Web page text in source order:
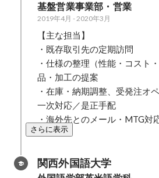
基盤営業事業部・営業
2019年4月 -2020年3月
【主な担当】
・既存取引先の定期訪問
・仕様の整理（性能・コスト
品・加工の提案
・在庫・納期調整、受発注オ
一次対応／是正手配
・海外先とのメール・MTG対
さらに表示
関西外国語大学